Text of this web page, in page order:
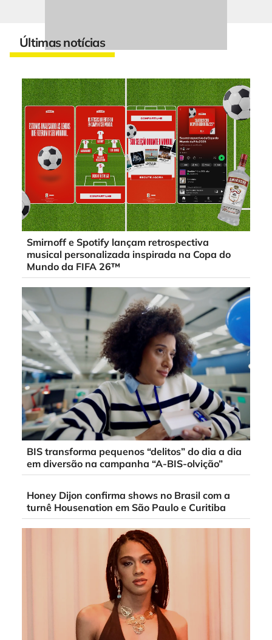
Últimas notícias
Smirnoff e Spotify lançam retrospectiva
musical personalizada inspirada na Copa do
Mundo da FIFA 26™
BIS transforma pequenos “delitos” do dia a dia
em diversão na campanha “A-BIS-olvição”
Honey Dijon confirma shows no Brasil com a
turnê Housenation em São Paulo e Curitiba